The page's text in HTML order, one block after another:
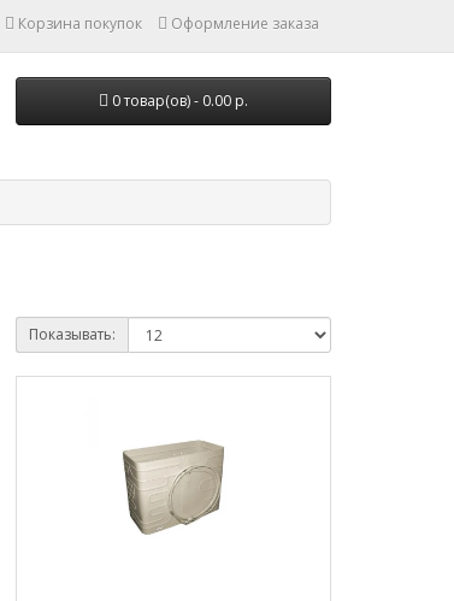
Корзина покупок Оформление заказа
0 товар(ов) - 0.00 р.
Показывать: